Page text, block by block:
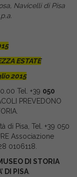
Navicelli di Pisa
ESTATE
2015
Tel. +39 050
PREVEDONO
di Pisa, Tel. +39 050
Associazione
0106118.
DI STORIA
DI PISA